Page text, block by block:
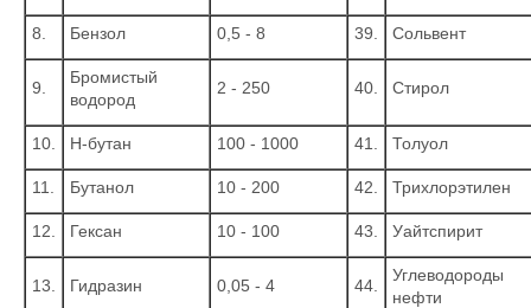
8. Бензол 0,5 - 8 39. Сольвент
9.
Бромистый
водород
2 - 250 40. Стирол
10. Н-бутан 100 - 1000 41. Толуол
11. Бутанол 10 - 200 42. Трихлорэтилен
12. Гексан 10 - 100 43. Уайтспирит
13. Гидразин 0,05 - 4 44.
Углеводороды
нефти